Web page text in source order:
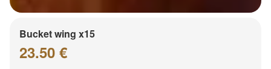
Bucket wing x15
23.50 €